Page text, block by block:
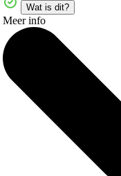
Wat is dit?
Meer info